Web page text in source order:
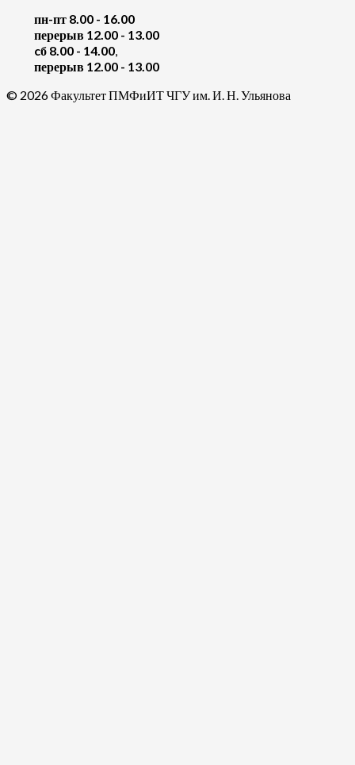
пн-пт 8.00 - 16.00
перерыв 12.00 - 13.00
cб 8.00 - 14.00,
перерыв 12.00 - 13.00
© 2026 Факультет ПМФиИТ ЧГУ им. И. Н. Ульянова